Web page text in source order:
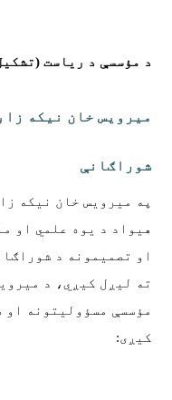
د مؤسسې د رياست
ميرويس خان نيکه
شوراګانې
په میرویس خان نیکه
هیواد د یوه علمي او
او تصمیمونه د
ته ليږل کیږي، د
مؤسسې مسؤولیتونه او
کیږی: